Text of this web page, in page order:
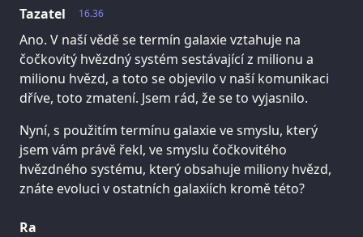
16.36
Tazatel
Ano. V naší vědě se termín galaxie vztahuje na
čočkovitý hvězdný systém sestávající z milionu a
milionu hvězd, a toto se objevilo v naší komunikaci
dříve, toto zmatení. Jsem rád, že se to vyjasnilo.
Nyní, s použitím termínu galaxie ve smyslu, který
jsem vám právě řekl, ve smyslu čočkovitého
hvězdného systému, který obsahuje miliony hvězd,
znáte evoluci v ostatních galaxiích kromě této?
Ra